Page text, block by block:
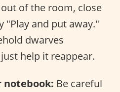
of the room, close
"Play and put away."
dwarves
help it reappear.
notebook: Be careful